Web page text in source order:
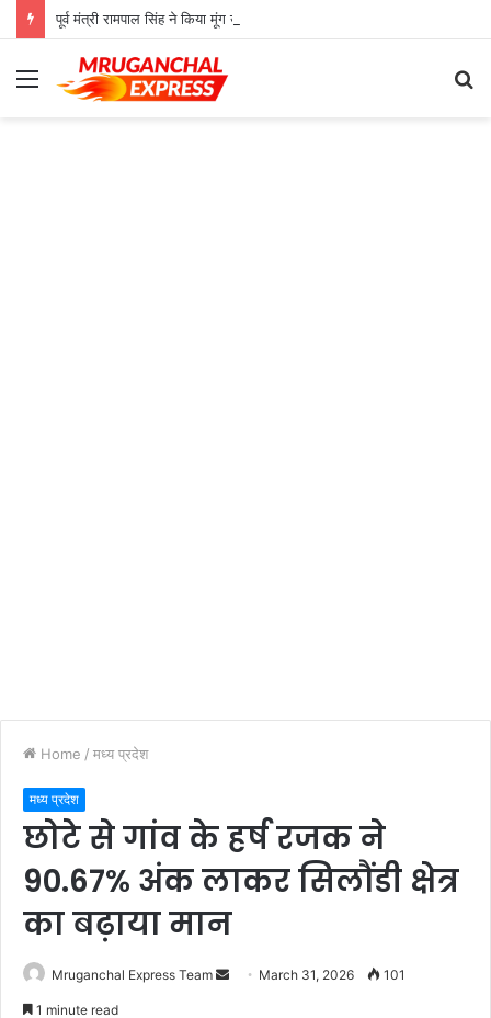
पूर्व मंत्री रामपाल सिंह ने किया मूंग उपार्जन केंद्र का औचक निरीक्षण
Menu
Home / मध्य प्रदेश
मध्य प्रदेश
छोटे से गांव के हर्ष रजक ने
90.67% अंक लाकर सिलौंडी क्षेत्र
का बढ़ाया मान
Mruganchal Express Team
Send March 31, 2026 101
1 minute read